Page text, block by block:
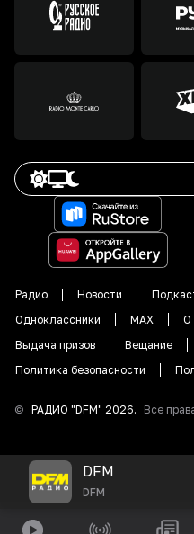
Радио Новости
Одноклассники
MAX О
Выдача призов
Вещание
Политика безопасности
© РАДИО "DFM" 2026. Все
DFM
DFM